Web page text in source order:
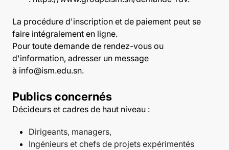
La procédure d'inscription et de paiement peut se
faire intégralement en ligne.
Pour toute demande de rendez-vous ou
d'information, adresser un message
à info@ism.edu.sn.
Publics concernés
Décideurs et cadres de haut niveau :
Dirigeants, managers,
Ingénieurs et chefs de projets expérimentés